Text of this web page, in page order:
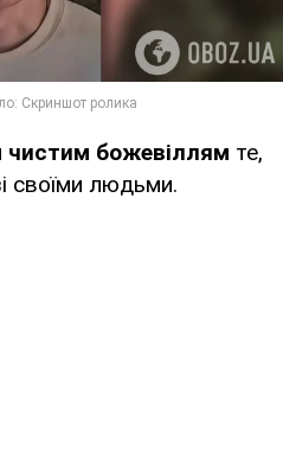
чистим божевіллям те,
своїми людьми.